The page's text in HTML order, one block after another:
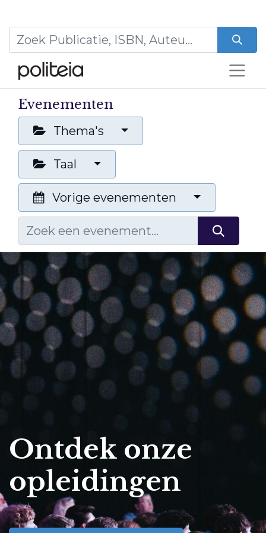
Evenementen
Thema's
Taal
Vorige evenementen
Ontdek onze
opleidingen